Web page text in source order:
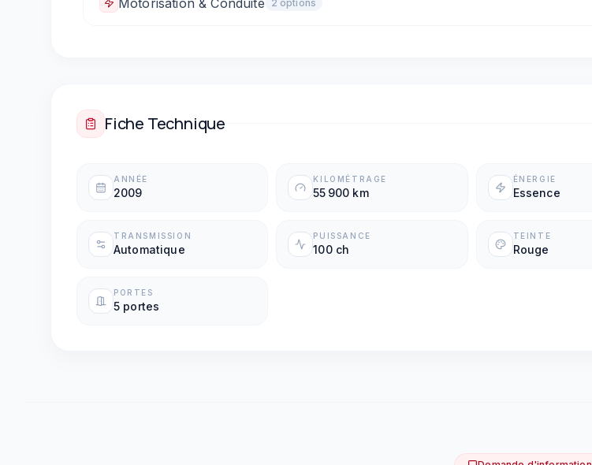
2 options
Fiche Technique
ANNÉE
2009
KILOMÉTRAGE
55 900 km
ÉNERGIE
Essence
TRANSMISSION
Automatique
PUISSANCE
100 ch
TEINTE
Rouge
PORTES
5 portes